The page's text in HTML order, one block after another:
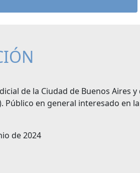
de la Ciudad de Buenos Aires
Público en general interesado en
de 2024